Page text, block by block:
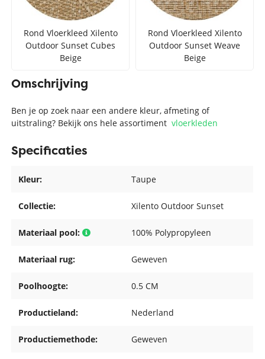
Rond Vloerkleed Xilento
Outdoor Sunset Cubes
Beige
Rond Vloerkleed Xilento
Outdoor Sunset Weave
Beige
Omschrijving
Ben je op zoek naar een andere kleur, afmeting of
uitstraling? Bekijk ons hele assortimentvloerkleden
Specificaties
Kleur: Taupe
Collectie: Xilento Outdoor Sunset
Materiaal pool: 100% Polypropyleen
Materiaal rug: Geweven
Poolhoogte: 0.5 CM
Productieland: Nederland
Productiemethode: Geweven